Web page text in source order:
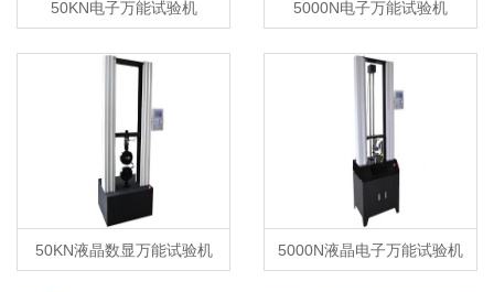
50KN电子万能试验机 5000N电子万能试验机
50KN液晶数显万能试验机 5000N液晶电子万能试验机